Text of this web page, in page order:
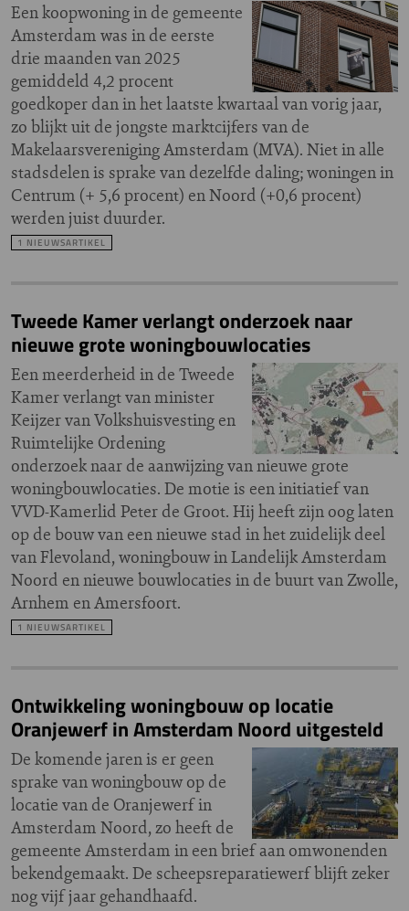
Een koopwoning in de gemeente
Amsterdam was in de eerste
drie maanden van 2025
gemiddeld 4,2 procent
goedkoper dan in het laatste kwartaal van vorig jaar,
zo blijkt uit de jongste marktcijfers van de
Makelaarsvereniging Amsterdam (MVA). Niet in alle
stadsdelen is sprake van dezelfde daling; woningen in
Centrum (+ 5,6 procent) en Noord (+0,6 procent)
werden juist duurder.
1 NIEUWSARTIKEL
Tweede Kamer verlangt onderzoek naar
nieuwe grote woningbouwlocaties
Een meerderheid in de Tweede
Kamer verlangt van minister
Keijzer van Volkshuisvesting en
Ruimtelijke Ordening
onderzoek naar de aanwijzing van nieuwe grote
woningbouwlocaties. De motie is een initiatief van
VVD-Kamerlid Peter de Groot. Hij heeft zijn oog laten
op de bouw van een nieuwe stad in het zuidelijk deel
van Flevoland, woningbouw in Landelijk Amsterdam
Noord en nieuwe bouwlocaties in de buurt van Zwolle,
Arnhem en Amersfoort.
1 NIEUWSARTIKEL
Ontwikkeling woningbouw op locatie
Oranjewerf in Amsterdam Noord uitgesteld
De komende jaren is er geen
sprake van woningbouw op de
locatie van de Oranjewerf in
Amsterdam Noord, zo heeft de
gemeente Amsterdam in een brief aan omwonenden
bekendgemaakt. De scheepsreparatiewerf blijft zeker
nog vijf jaar gehandhaafd.